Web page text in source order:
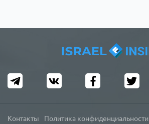
Контакты Политика конфиденциальности